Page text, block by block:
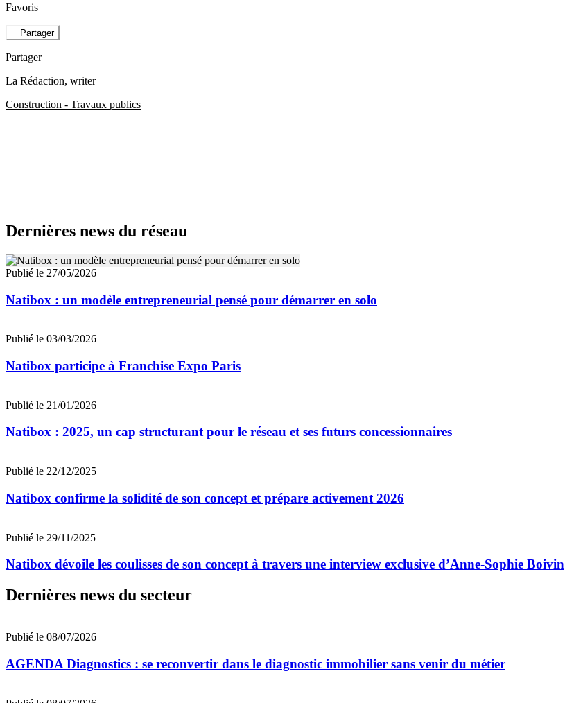
Favoris
Partager
Partager
La Rédaction, writer
Construction - Travaux publics
Dernières news du réseau
Publié le 27/05/2026
Natibox : un modèle entrepreneurial pensé pour démarrer en solo
Publié le 03/03/2026
Natibox participe à Franchise Expo Paris
Publié le 21/01/2026
Natibox : 2025, un cap structurant pour le réseau et ses futurs concessionnaires
Publié le 22/12/2025
Natibox confirme la solidité de son concept et prépare activement 2026
Publié le 29/11/2025
Natibox dévoile les coulisses de son concept à travers une interview exclusive d’Anne-Sophie Boivin
Dernières news du secteur
Publié le 08/07/2026
AGENDA Diagnostics : se reconvertir dans le diagnostic immobilier sans venir du métier